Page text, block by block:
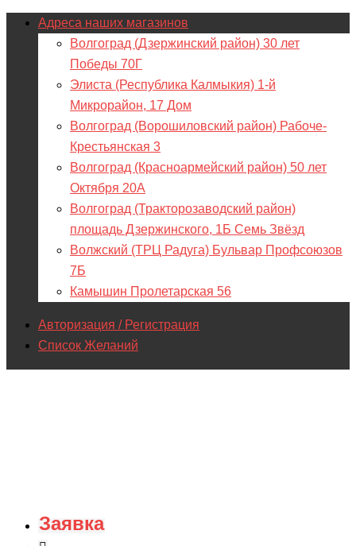
Адреса наших магазинов
Волгоград (Дзержинский район) 30 лет
Победы 70Г
Элиста (Республика Калмыкия) 1-й
Микрорайон, 17 Дом
Волгоград (Ворошиловский район) Рабоче-
Крестьянская 3
Волгоград (Красноармейский район) 50 лет
Октября 20А
Волгоград (Тракторозаводский район)
площадь Дзержинского, 1Б Семь Звёзд
Волжский (ТРЦ Радуга) Бульвар Профсоюзов
7Б
Камышин Пролетарская 56
Авторизация / Регистрация
Список Желаний
Заявка